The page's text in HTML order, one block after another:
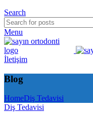
Search
Menu
İletişim
Blog
HomeDiş Tedavisi
Diş Tedavisi